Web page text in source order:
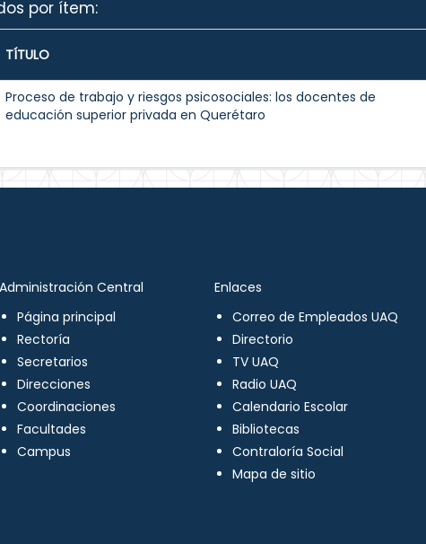
por ítem:
TÍTULO
Proceso de trabajo y riesgos psicosociales: los docentes de
educación superior privada en Querétaro
Administración Central
Página principal
Rectoría
Secretarios
Direcciones
Coordinaciones
Facultades
Campus
Enlaces
Correo de Empleados UAQ
Directorio
TV UAQ
Radio UAQ
Calendario Escolar
Bibliotecas
Contraloría Social
Mapa de sitio